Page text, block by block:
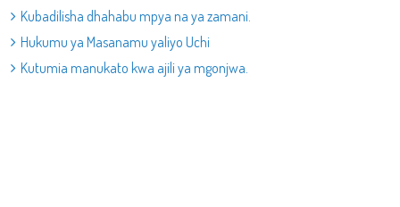
Kubadilisha dhahabu mpya na ya zamani.
Hukumu ya Masanamu yaliyo Uchi
Kutumia manukato kwa ajili ya mgonjwa.